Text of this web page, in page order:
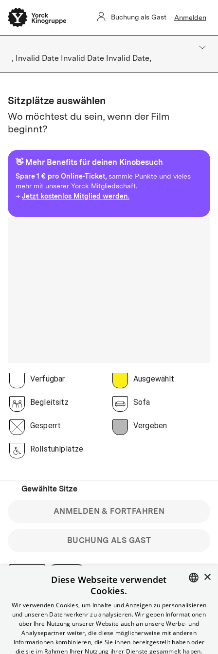
Buchung als Gast Anmelden
, Invalid Date Invalid Date Invalid Date,
Sitzplätze auswählen
Wo möchtest du sein, wenn der Film
beginnt?
👋 Mehr Benefits für deinen Kinobesuch
Spare1 € pro Online-Ticket, sammle Punkte und vieles
mehr mit unserer Yorck Mitgliedschaft.
→ Jetzt kostenlos Mitglied werden.
Verfügbar Ausgewählt
Begleitsitz Sofa
Gesperrt Vergeben
Rollstuhlplätze
Gewählte Sitze
BUCHUNG ALS GAST
ANMELDEN & FORTFAHREN
Bitte beachte: Gastbuchungen sind nicht stornierbar.
Registriere dich kostenlos für bis zu 90 min vor Filmbeginn
stornierbare Tickets für reguläre Vorstellungen.
Unlimited-Mitglied? Melde dich an, um deine Benefits
nutzen zu können.
ENGLISH
×
Diese Webseite verwendet
Cookies.
Wir verwenden Cookies, um Inhalte und Anzeigen zu personalisieren
und unseren Datenverkehr zu analysieren. Wir geben Informationen
über Ihre Nutzung unserer Website auch an unsere Werbe- und
Analysepartner weiter, die diese möglicherweise mit anderen
Informationen kombinieren, die Sie ihnen bereitgestellt haben oder
die sie im Rahmen Ihrer Nutzung ihrer Dienste gesammelt haben.